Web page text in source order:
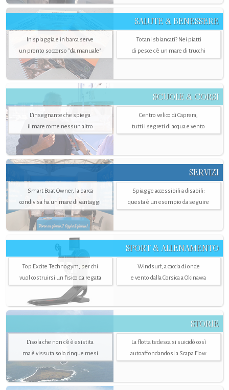
SALUTE & BENESSERE
In spiaggia e in barca serve
un pronto soccorso "da manuale"
Totani sbiancati? Nei piatti
di pesce c'è un mare di trucchi
SCUOLE & CORSI
L'insegnante che spiega
il mare come nessun altro
Centro velico di Caprera,
tutti i segreti di acqua e vento
SERVIZI
Smart Boat Owner, la barca
condivisa ha un mare di vantaggi
Spiagge accessibili a disabili:
questa è un esempio da seguire
SPORT & ALLENAMENTO
Top Excite Technogym, per chi
vuol costruirsi un fisico da regata
Windsurf, a caccia di onde
e vento dalla Corsica a Okinawa
STORIE
L’isola che non c'è è esistita
ma è vissuta solo cinque mesi
La flotta tedesca si suicidò così
autoaffondandosi a Scapa Flow